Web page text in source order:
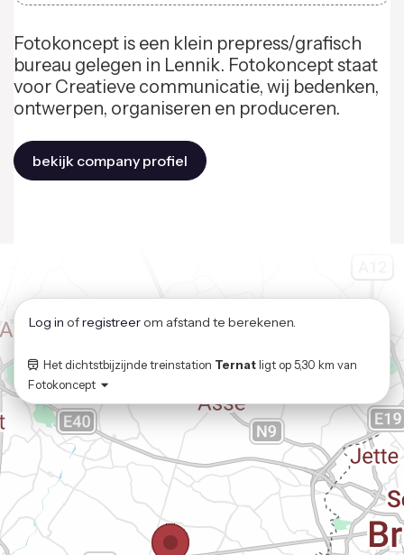
Fotokoncept is een klein prepress/grafisch
bureau gelegen in Lennik. Fotokoncept staat
voor Creatieve communicatie, wij bedenken,
ontwerpen, organiseren en produceren.
bekijk company profiel
Log in ofregistreerom afstand te berekenen.
Het dichtstbijzijnde treinstation Ternatligt op5,30 km van
Fotokoncept